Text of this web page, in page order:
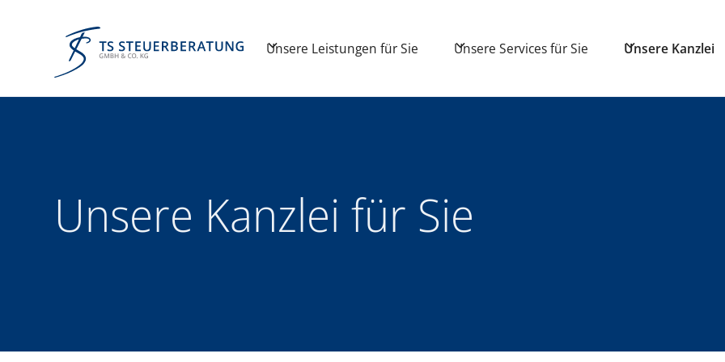
Unsere Leistungen für Sie Unsere Services für Sie Unsere Kanzlei
Unsere Kanzlei für Sie